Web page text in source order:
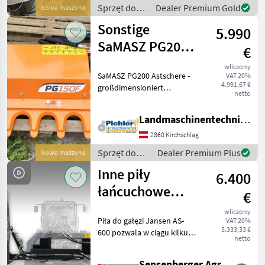
Nowa maszyna
Sprzęt do
pielęgnacji
drzew /
Sonstige
Dealer Premium Gold
Nowa maszyna
Sonstige
SaMASZ PG200
5.990
€
wliczony
VAT 20%
4.991,67 €
netto
SaMASZ PG200 Astschere -
großdimensioniert
verschleißfestem Stahl -
Antriebsübertragung mit
simplem und bewährter
Taktmechani
Landmaschinentechnik Pichler GmbH
2860 Kirchschlag
Sprzęt do
pielęgnacji
drzew /
Sonstige
Dealer Premium Plus
Inne piły
łańcuchowe
ładowacz
czołowy do
maszyn
6.400
€
wliczony
VAT 20%
5.333,33 €
netto
Piła do gałęzi Jansen AS-
600 pozwala w ciągu kilku